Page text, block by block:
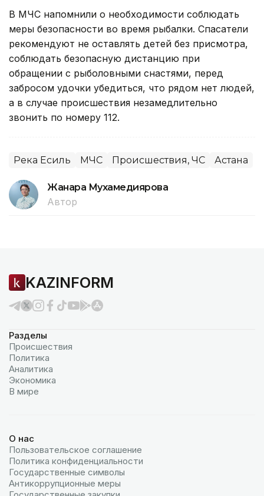
В МЧС напомнили о необходимости соблюдать
меры безопасности во время рыбалки. Спасатели
рекомендуют не оставлять детей без присмотра,
соблюдать безопасную дистанцию при
обращении с рыболовными снастями, перед
забросом удочки убедиться, что рядом нет людей,
а в случае происшествия незамедлительно
звонить по номеру 112.
Река Есиль МЧС Происшествия, ЧС Астана
Жанара Мухамедиярова
Автор
KAZINFORM
Разделы
Происшествия
Политика
Аналитика
Экономика
В мире
О нас
Пользовательское соглашение
Политика конфиденциальности
Государственные символы
Антикоррупционные меры